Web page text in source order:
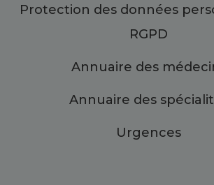
Protection des données
RGPD
Annuaire des
Annuaire des
Urgences